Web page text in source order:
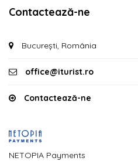
Contactează-ne
București, România
office@iturist.ro
Contactează-ne
NETOPIA Payments